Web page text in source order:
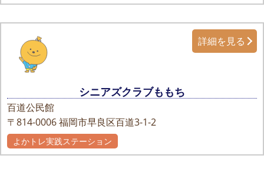
シニアズクラブももち
百道公民館
〒814-0006福岡市早良区百道3-1-2
詳細を見る
よかトレ実践ステーション